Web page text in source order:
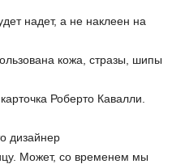
надет, а не наклеен на
кожа, стразы, шипы
Роберто Кавалли.
дизайнер
Может, со временем мы